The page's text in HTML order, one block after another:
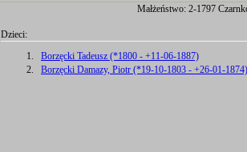
Małżeństwo: 2-1797
Dzieci:
1.
Borzęcki Tadeusz (*1800 - +11-06-1887)
2.
Borzęcki Damazy, Piotr (*19-10-1803 - +26-01-1874)